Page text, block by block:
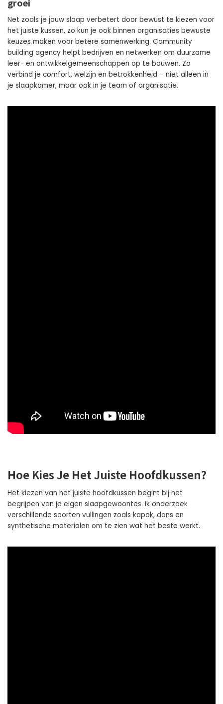
Net zoals je jouw slaap verbetert door bewust te kiezen voor
het juiste kussen, zo kun je ook binnen organisaties bewuste
keuzes maken voor betere samenwerking. Community
building agency helpt bedrijven en netwerken om duurzame
leer- en ontwikkelgemeenschappen op te bouwen. Zo
verbind je comfort, welzijn en betrokkenheid – niet alleen in
je slaapkamer, maar ook in je team of organisatie.
Hoe Kies Je Het Juiste Hoofdkussen?
Het kiezen van het juiste hoofdkussen begint bij het
begrijpen van je eigen slaapgewoontes. Ik onderzoek
verschillende soorten vullingen zoals kapok, dons en
synthetische materialen om te zien wat het beste werkt.